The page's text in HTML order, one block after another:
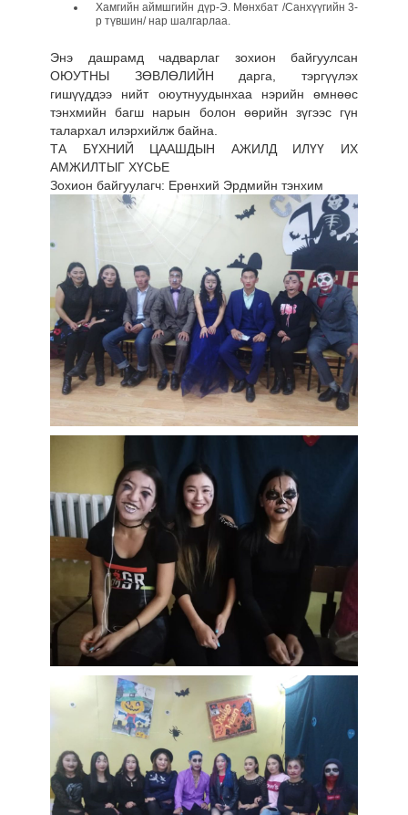
Хамгийн аймшгийн дүр-Э. Мөнхбат /Санхүүгийн 3-
р түвшин/ нар шалгарлаа.
Энэ дашрамд чадварлаг зохион байгуулсан
ОЮУТНЫ ЗӨВЛӨЛИЙН дарга, тэргүүлэх
гишүүддээ нийт оюутнуудынхаа нэрийн өмнөөс
тэнхмийн багш нарын болон өөрийн зүгээс гүн
талархал илэрхийлж байна.
ТА БҮХНИЙ ЦААШДЫН АЖИЛД ИЛҮҮ ИХ
АМЖИЛТЫГ ХҮСЬЕ
Зохион байгуулагч: Ерөнхий Эрдмийн тэнхим